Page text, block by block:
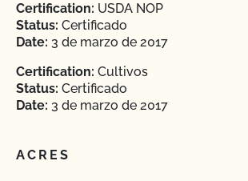
Certification: USDA NOP
Status: Certificado
Date: 3 de marzo de 2017
Certification: Cultivos
Status: Certificado
Date: 3 de marzo de 2017
ACRES